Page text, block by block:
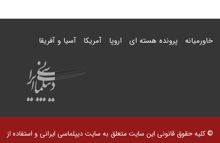
خاورمیانه پرونده هسته ای اروپا آمریکا آسیا و آفریقا
© کلیه حقوق قانونی این سایت متعلق به سایت دیپلماسی ایرانی و استفاده از